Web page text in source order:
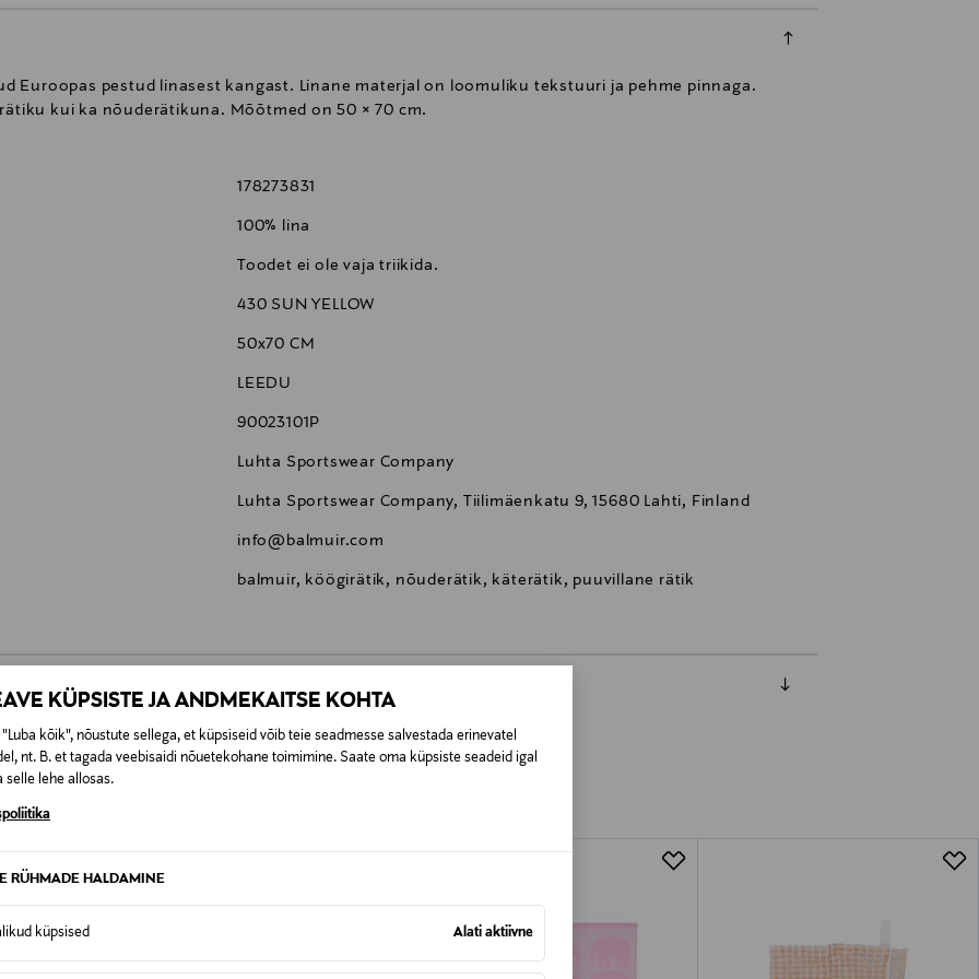
KÜPSISTE JA ANDMEKAITSE KOHTA
"Luba kõik", nõustute sellega, et küpsiseid võib teie seadmesse salvestada erinevatel
nt. B. et tagada veebisaidi nõuetekohane toimimine. Saate oma küpsiste seadeid igal
selle lehe allosas.
RÜHMADE HALDAMINE
küpsised Alati aktiivne
Euroopas pestud linasest kangast. Linane materjal on loomuliku tekstuuri ja pehme pinnaga.
kui ka nõuderätikuna. Mõõtmed on 50 × 70 cm.
178273831
100% lina
Toodet ei ole vaja triikida.
430 SUN YELLOW
50x70 CM
LEEDU
90023101P
Luhta Sportswear Company
Luhta Sportswear Company, Tiilimäenkatu 9, 15680 Lahti, Finland
info@balmuir.com
balmuir, köögirätik, nõuderätik, käterätik, puuvillane rätik
KA